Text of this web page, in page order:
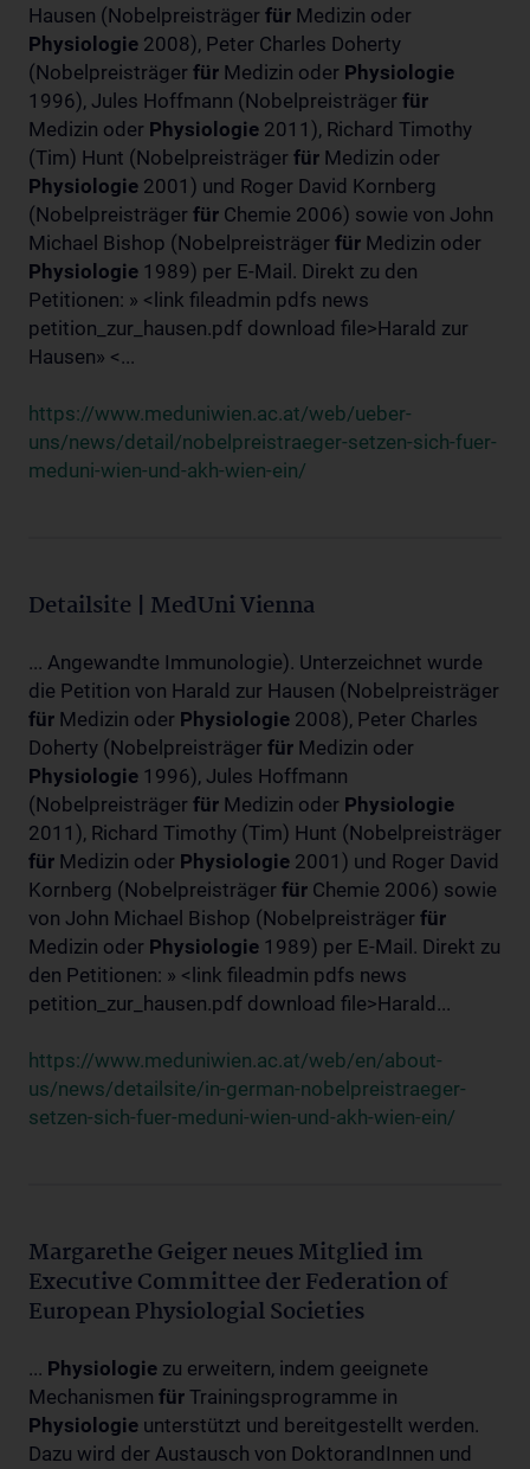
Hausen (Nobelpreisträger für Medizin oder
Physiologie 2008), Peter Charles Doherty
(Nobelpreisträger für Medizin oder Physiologie
1996), Jules Hoffmann (Nobelpreisträger für
Medizin oder Physiologie 2011), Richard Timothy
(Tim) Hunt (Nobelpreisträger für Medizin oder
Physiologie 2001) und Roger David Kornberg
(Nobelpreisträger für Chemie 2006) sowie von John
Michael Bishop (Nobelpreisträger für Medizin oder
Physiologie 1989) per E-Mail. Direkt zu den
Petitionen: » <link fileadmin pdfs news
petition_zur_hausen.pdf download file>Harald zur
Hausen» <...
https://www.meduniwien.ac.at/web/ueber-
uns/news/detail/nobelpreistraeger-setzen-sich-fuer-
meduni-wien-und-akh-wien-ein/
Detailsite | MedUni Vienna
... Angewandte Immunologie). Unterzeichnet wurde
die Petition von Harald zur Hausen (Nobelpreisträger
für Medizin oder Physiologie 2008), Peter Charles
Doherty (Nobelpreisträger für Medizin oder
Physiologie 1996), Jules Hoffmann
(Nobelpreisträger für Medizin oder Physiologie
2011), Richard Timothy (Tim) Hunt (Nobelpreisträger
für Medizin oder Physiologie 2001) und Roger David
Kornberg (Nobelpreisträger für Chemie 2006) sowie
von John Michael Bishop (Nobelpreisträger für
Medizin oder Physiologie 1989) per E-Mail. Direkt zu
den Petitionen: » <link fileadmin pdfs news
petition_zur_hausen.pdf download file>Harald...
https://www.meduniwien.ac.at/web/en/about-
us/news/detailsite/in-german-nobelpreistraeger-
setzen-sich-fuer-meduni-wien-und-akh-wien-ein/
Margarethe Geiger neues Mitglied im
Executive Committee der Federation of
European Physiologial Societies
... Physiologie zu erweitern, indem geeignete
Mechanismen für Trainingsprogramme in
Physiologie unterstützt und bereitgestellt werden.
Dazu wird der Austausch von DoktorandInnen und